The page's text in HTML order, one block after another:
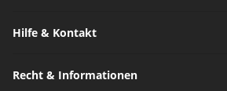
Hilfe & Kontakt
Recht & Informationen